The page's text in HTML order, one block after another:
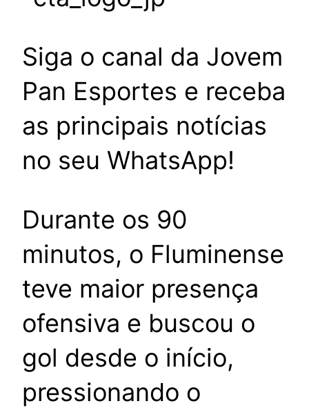
Siga o canal da Jovem
Pan Esportes e receba
as principais notícias
no seu WhatsApp!
Durante os 90
minutos, o Fluminense
teve maior presença
ofensiva e buscou o
gol desde o início,
pressionando o